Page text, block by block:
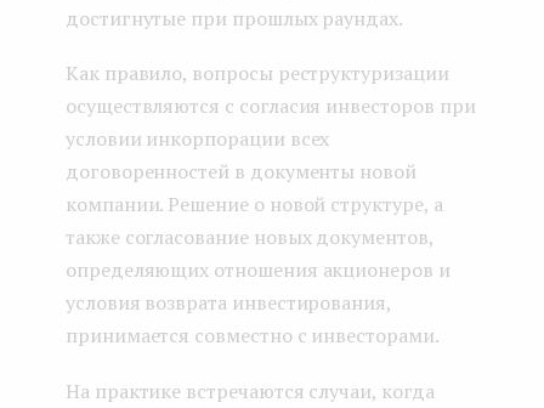
достигнутые при прошлых раундах.
Как правило, вопросы реструктуризации
осуществляются с согласия инвесторов при
условии инкорпорации всех
договоренностей в документы новой
компании. Решение о новой структуре, а
также согласование новых документов,
определяющих отношения акционеров и
условия возврата инвестирования,
принимается совместно с инвесторами.
На практике встречаются случаи, когда